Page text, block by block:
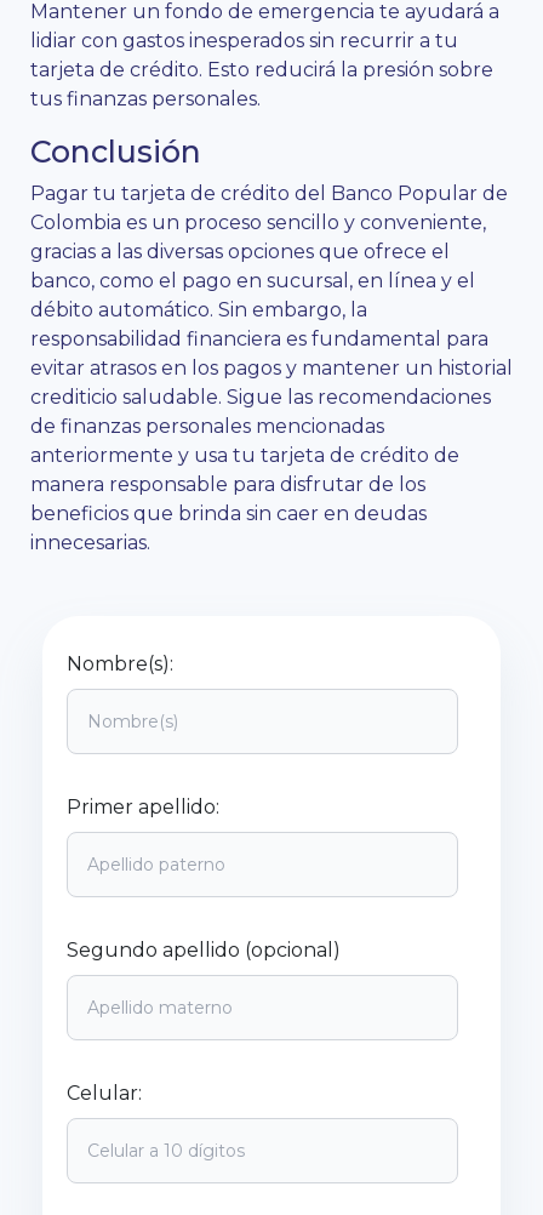
Mantener un fondo de emergencia te ayudará a
lidiar con gastos inesperados sin recurrir a tu
tarjeta de crédito. Esto reducirá la presión sobre
tus finanzas personales.
Conclusión
Pagar tu tarjeta de crédito del Banco Popular de
Colombia es un proceso sencillo y conveniente,
gracias a las diversas opciones que ofrece el
banco, como el pago en sucursal, en línea y el
débito automático. Sin embargo, la
responsabilidad financiera es fundamental para
evitar atrasos en los pagos y mantener un historial
crediticio saludable. Sigue las recomendaciones
de finanzas personales mencionadas
anteriormente y usa tu tarjeta de crédito de
manera responsable para disfrutar de los
beneficios que brinda sin caer en deudas
innecesarias.
Nombre(s):
Primer apellido:
Segundo apellido (opcional)
Celular: